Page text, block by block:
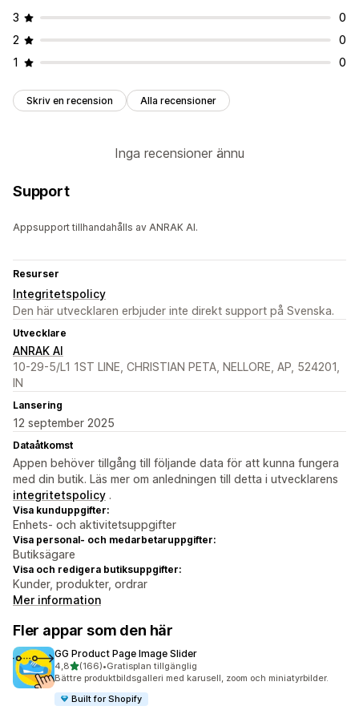
3
0
2
0
1
0
Skriv en recension Alla recensioner
Inga recensioner ännu
Support
Appsupport tillhandahålls av ANRAK AI.
Resurser
Integritetspolicy
Den här utvecklaren erbjuder inte direkt support på Svenska.
Utvecklare
ANRAK AI
10-29-5/L1 1ST LINE, CHRISTIAN PETA, NELLORE, AP, 524201,
IN
Lansering
12 september 2025
Dataåtkomst
Appen behöver tillgång till följande data för att kunna fungera
med din butik. Läs mer om anledningen till detta i utvecklarens
integritetspolicy .
Visa kunduppgifter:
Enhets- och aktivitetsuppgifter
Visa personal- och medarbetaruppgifter:
Butiksägare
Visa och redigera butiksuppgifter:
Kunder, produkter, ordrar
Mer information
Fler appar som den här
GG Product Page Image Slider
4,8av 5 stjärnor
(166)
166 recensioner totalt
•Gratisplan tillgänglig
Bättre produktbildsgalleri med karusell, zoom och miniatyrbilder.
Built for Shopify